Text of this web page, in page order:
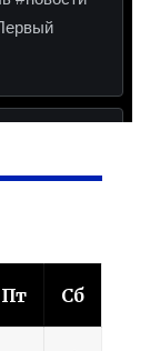
Пт Сб